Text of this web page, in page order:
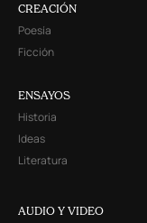
CREACIÓN
Poesía
Ficción
ENSAYOS
Historia
Ideas
Literatura
AUDIO Y VIDEO